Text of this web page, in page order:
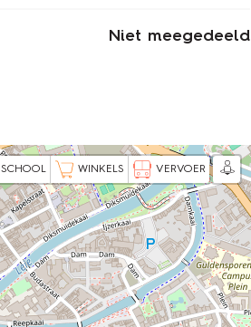
Niet meegedeeld
SCHOOL WINKELS VERVOER